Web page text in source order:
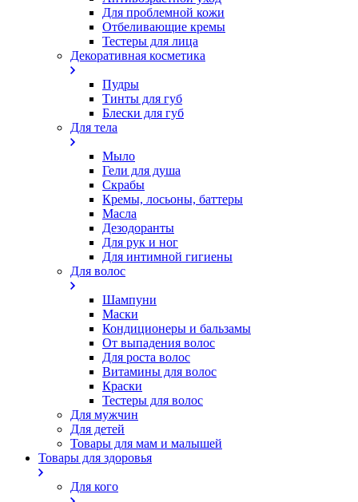
Для проблемной кожи
Oтбеливающие кремы
Тестеры для лица
Декоративная косметика
Пудры
Тинты для губ
Блески для губ
Для тела
Мыло
Гели для душа
Скрабы
Кремы, лосьоны, баттеры
Масла
Дезодоранты
Для рук и ног
Для интимной гигиены
Для волос
Шампуни
Маски
Кондиционеры и бальзамы
От выпадения волос
Для роста волос
Витамины для волос
Краски
Тестеры для волос
Для мужчин
Для детей
Товары для мам и малышей
Товары для здоровья
Для кого